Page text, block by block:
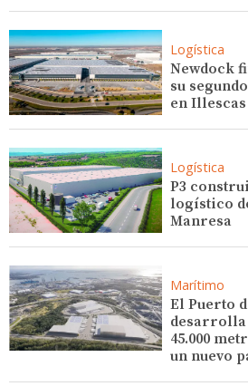
Logística
Newdock
su
en Illescas
Logística
P3
logístico
Manresa
Marítimo
El Puerto
45.000
un nuevo